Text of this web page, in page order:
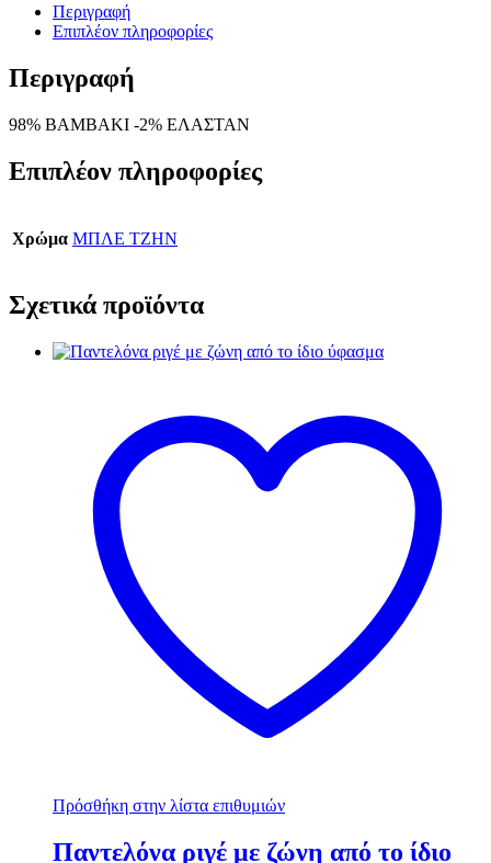
Περιγραφή
Επιπλέον πληροφορίες
Περιγραφή
98% ΒΑΜΒΑΚΙ -2% ΕΛΑΣΤΑΝ
Επιπλέον πληροφορίες
Χρώμα ΜΠΛΕ ΤΖΗΝ
Σχετικά προϊόντα
Πρόσθήκη στην λίστα επιθυμιών
Παντελόνα ριγέ με ζώνη από το ίδιο